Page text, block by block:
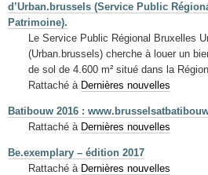
d’Urban.brussels (Service Public
Patrimoine).
Le Service Public Régional Bruxelles
(Urban.brussels) cherche à louer un
de sol de 4.600 m² situé dans la
Rattaché à Dernières nouvelles
Batibouw 2016 :
Rattaché à Dernières nouvelles
Be.exemplary – édition 2017
Rattaché à Dernières nouvelles